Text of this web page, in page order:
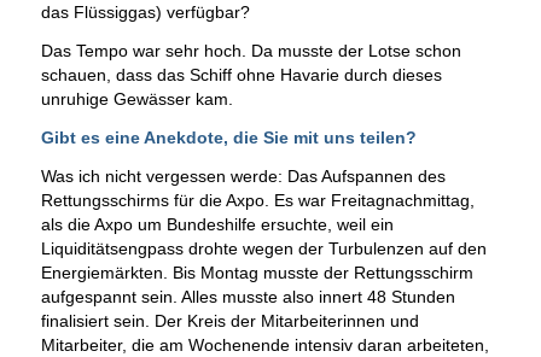
das Flüssiggas) verfügbar?
Das Tempo war sehr hoch. Da musste der Lotse schon
schauen, dass das Schiff ohne Havarie durch dieses
unruhige Gewässer kam.
Gibt es eine Anekdote, die Sie mit uns teilen?
Was ich nicht vergessen werde: Das Aufspannen des
Rettungsschirms für die Axpo. Es war Freitagnachmittag,
als die Axpo um Bundeshilfe ersuchte, weil ein
Liquiditätsengpass drohte wegen der Turbulenzen auf den
Energiemärkten. Bis Montag musste der Rettungsschirm
aufgespannt sein. Alles musste also innert 48 Stunden
finalisiert sein. Der Kreis der Mitarbeiterinnen und
Mitarbeiter, die am Wochenende intensiv daran arbeiteten,